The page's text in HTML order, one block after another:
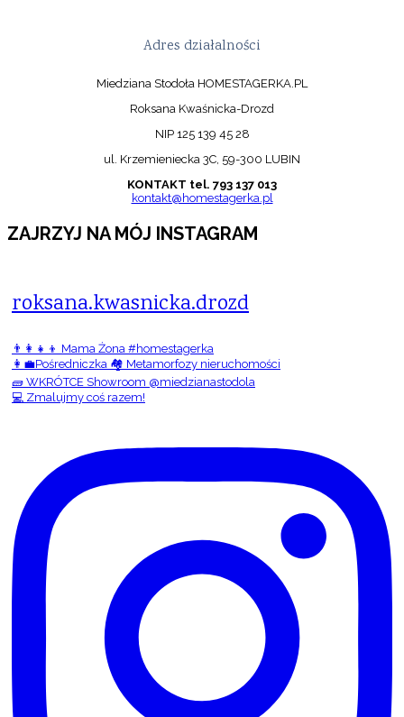
Adres działalności
Miedziana Stodoła HOMESTAGERKA.PL
Roksana Kwaśnicka-Drozd
NIP 125 139 45 28
ul. Krzemieniecka 3C, 59-300 LUBIN
KONTAKT tel. 793 137 013
kontakt@homestagerka.pl
ZAJRZYJ NA MÓJ INSTAGRAM
roksana.kwasnicka.drozd
👨‍👩‍👧‍👦 Mama Żona #homestagerka
👩‍💼Pośredniczka 🏘️ Metamorfozy nieruchomości
🧱 WKRÓTCE Showroom @miedzianastodola
💻 Zmalujmy coś razem!